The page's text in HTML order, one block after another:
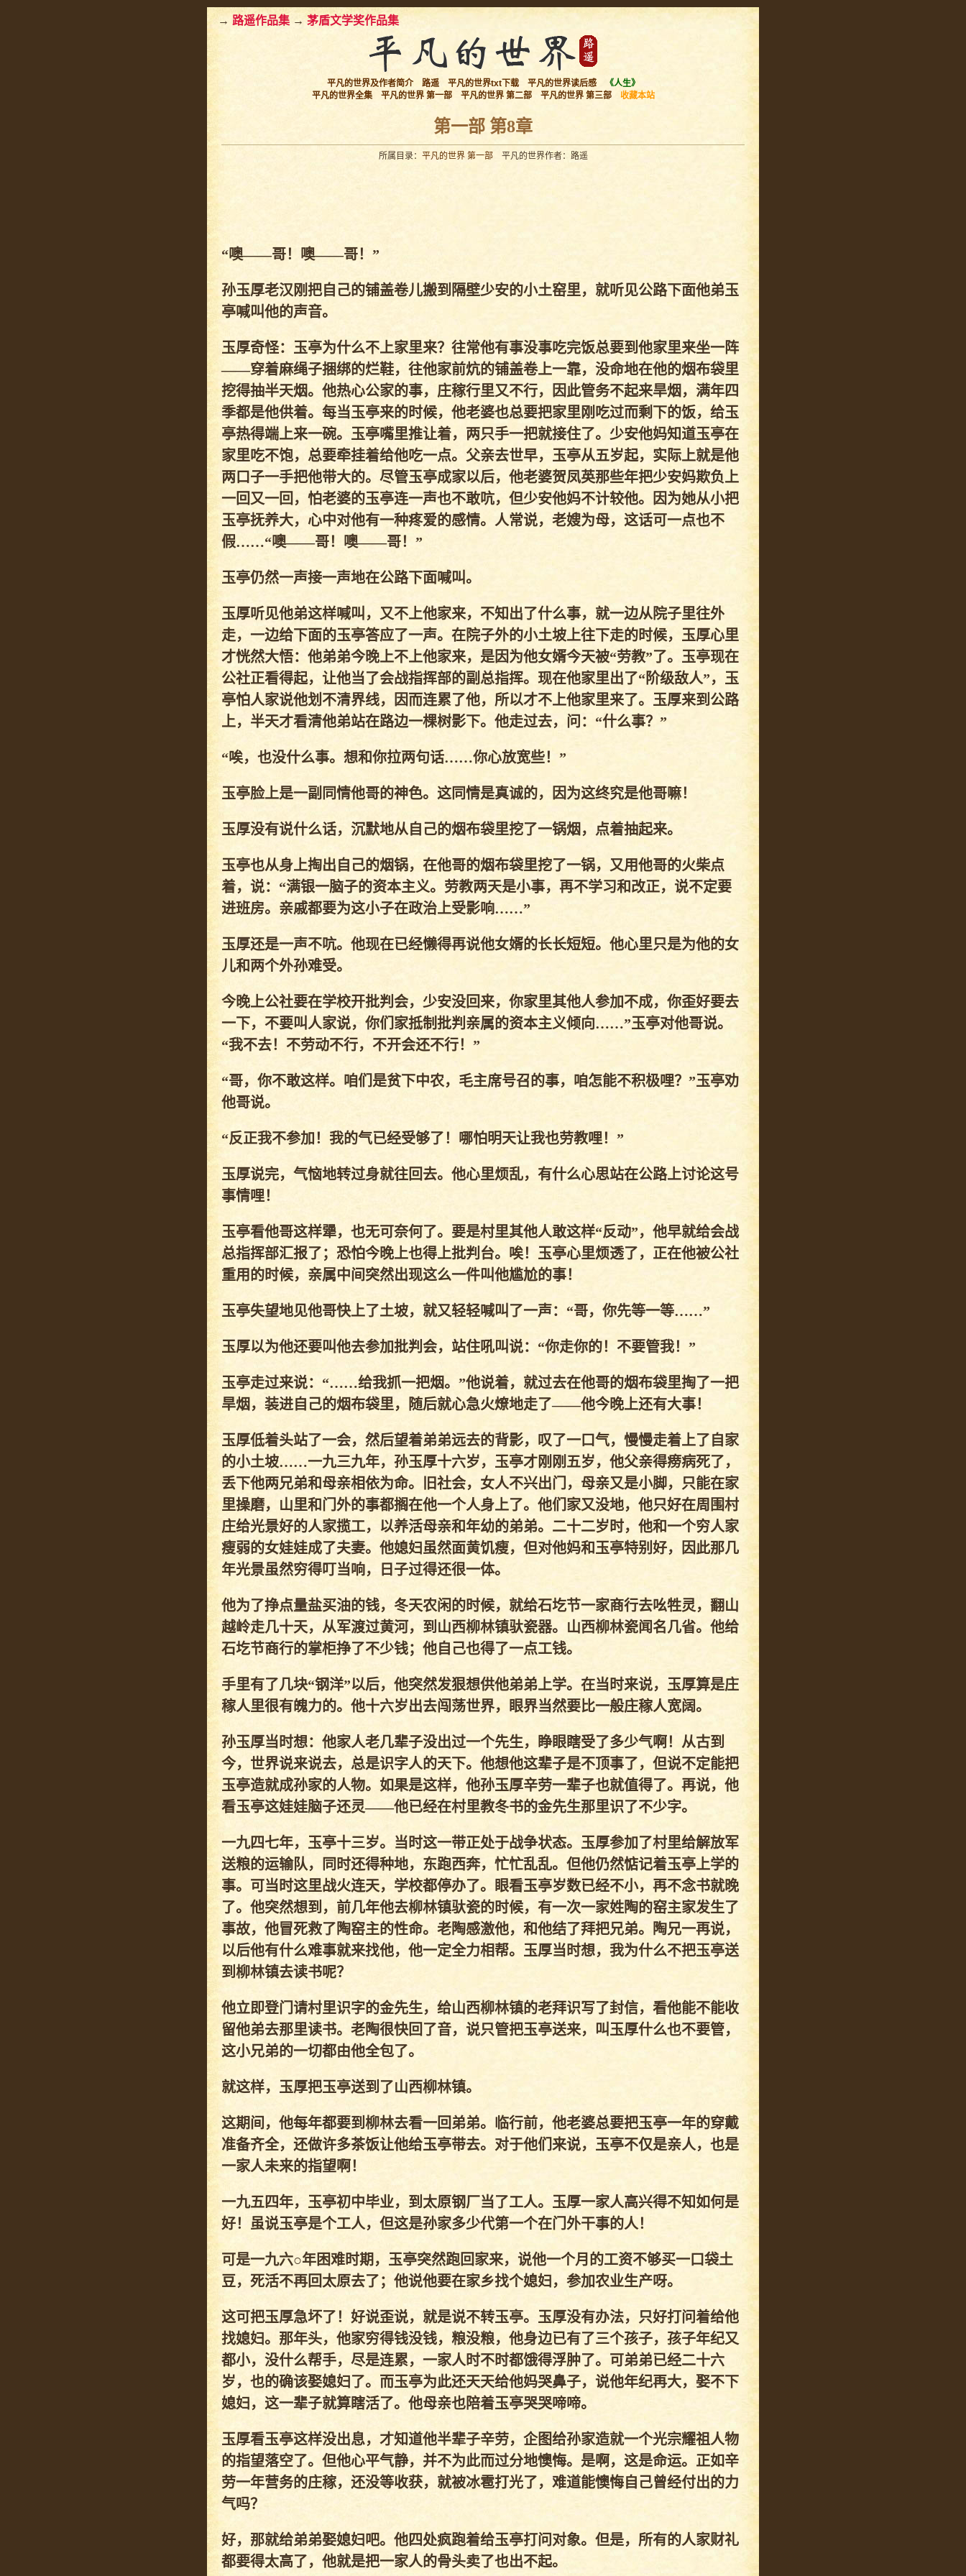
→ 路遥作品集 →茅盾文学奖作品集
平凡的世界及作者简介 路遥 平凡的世界txt下载 平凡的世界读后感
《人生》
平凡的世界全集
平凡的世界 第一部 平凡的世界 第二部 平凡的世界 第三部 收藏本站
第一部 第8章
所属目录： 平凡的世界 第一部平凡的世界作者：路遥
“噢——哥！噢——哥！”
孙玉厚老汉刚把自己的铺盖卷儿搬到隔壁少安的小土窑里，就听见公路下面他弟玉
亭喊叫他的声音。
玉厚奇怪：玉亭为什么不上家里来？往常他有事没事吃完饭总要到他家里来坐一阵
——穿着麻绳子捆绑的烂鞋，往他家前炕的铺盖卷上一靠，没命地在他的烟布袋里
挖得抽半天烟。他热心公家的事，庄稼行里又不行，因此管务不起来旱烟，满年四
季都是他供着。每当玉亭来的时候，他老婆也总要把家里刚吃过而剩下的饭，给玉
亭热得端上来一碗。玉亭嘴里推让着，两只手一把就接住了。少安他妈知道玉亭在
家里吃不饱，总要牵挂着给他吃一点。父亲去世早，玉亭从五岁起，实际上就是他
两口子一手把他带大的。尽管玉亭成家以后，他老婆贺凤英那些年把少安妈欺负上
一回又一回，怕老婆的玉亭连一声也不敢吭，但少安他妈不计较他。因为她从小把
玉亭抚养大，心中对他有一种疼爱的感情。人常说，老嫂为母，这话可一点也不
假……“噢——哥！噢——哥！”
玉亭仍然一声接一声地在公路下面喊叫。
玉厚听见他弟这样喊叫，又不上他家来，不知出了什么事，就一边从院子里往外
走，一边给下面的玉亭答应了一声。在院子外的小土坡上往下走的时候，玉厚心里
才恍然大悟：他弟弟今晚上不上他家来，是因为他女婿今天被“劳教”了。玉亭现在
公社正看得起，让他当了会战指挥部的副总指挥。现在他家里出了“阶级敌人”，玉
亭怕人家说他划不清界线，因而连累了他，所以才不上他家里来了。玉厚来到公路
上，半天才看清他弟站在路边一棵树影下。他走过去，问：“什么事？”
“唉，也没什么事。想和你拉两句话……你心放宽些！”
玉亭脸上是一副同情他哥的神色。这同情是真诚的，因为这终究是他哥嘛！
玉厚没有说什么话，沉默地从自己的烟布袋里挖了一锅烟，点着抽起来。
玉亭也从身上掏出自己的烟锅，在他哥的烟布袋里挖了一锅，又用他哥的火柴点
着，说：“满银一脑子的资本主义。劳教两天是小事，再不学习和改正，说不定要
进班房。亲戚都要为这小子在政治上受影响……”
玉厚还是一声不吭。他现在已经懒得再说他女婿的长长短短。他心里只是为他的女
儿和两个外孙难受。
今晚上公社要在学校开批判会，少安没回来，你家里其他人参加不成，你歪好要去
一下，不要叫人家说，你们家抵制批判亲属的资本主义倾向……”玉亭对他哥说。
“我不去！不劳动不行，不开会还不行！”
“哥，你不敢这样。咱们是贫下中农，毛主席号召的事，咱怎能不积极哩？”玉亭劝
他哥说。
“反正我不参加！我的气已经受够了！哪怕明天让我也劳教哩！”
玉厚说完，气恼地转过身就往回去。他心里烦乱，有什么心思站在公路上讨论这号
事情哩！
玉亭看他哥这样犟，也无可奈何了。要是村里其他人敢这样“反动”，他早就给会战
总指挥部汇报了；恐怕今晚上也得上批判台。唉！玉亭心里烦透了，正在他被公社
重用的时候，亲属中间突然出现这么一件叫他尴尬的事！
玉亭失望地见他哥快上了土坡，就又轻轻喊叫了一声：“哥，你先等一等……”
玉厚以为他还要叫他去参加批判会，站住吼叫说：“你走你的！不要管我！”
玉亭走过来说：“……给我抓一把烟。”他说着，就过去在他哥的烟布袋里掏了一把
旱烟，装进自己的烟布袋里，随后就心急火燎地走了——他今晚上还有大事！
玉厚低着头站了一会，然后望着弟弟远去的背影，叹了一口气，慢慢走着上了自家
的小土坡……一九三九年，孙玉厚十六岁，玉亭才刚刚五岁，他父亲得痨病死了，
丢下他两兄弟和母亲相依为命。旧社会，女人不兴出门，母亲又是小脚，只能在家
里操磨，山里和门外的事都搁在他一个人身上了。他们家又没地，他只好在周围村
庄给光景好的人家揽工，以养活母亲和年幼的弟弟。二十二岁时，他和一个穷人家
瘦弱的女娃娃成了夫妻。他媳妇虽然面黄饥瘦，但对他妈和玉亭特别好，因此那几
年光景虽然穷得叮当响，日子过得还很一体。
他为了挣点量盐买油的钱，冬天农闲的时候，就给石圪节一家商行去吆牲灵，翻山
越岭走几十天，从军渡过黄河，到山西柳林镇驮瓷器。山西柳林瓷闻名几省。他给
石圪节商行的掌柜挣了不少钱；他自己也得了一点工钱。
手里有了几块“钢洋”以后，他突然发狠想供他弟弟上学。在当时来说，玉厚算是庄
稼人里很有魄力的。他十六岁出去闯荡世界，眼界当然要比一般庄稼人宽阔。
孙玉厚当时想：他家人老几辈子没出过一个先生，睁眼瞎受了多少气啊！从古到
今，世界说来说去，总是识字人的天下。他想他这辈子是不顶事了，但说不定能把
玉亭造就成孙家的人物。如果是这样，他孙玉厚辛劳一辈子也就值得了。再说，他
看玉亭这娃娃脑子还灵——他已经在村里教冬书的金先生那里识了不少字。
一九四七年，玉亭十三岁。当时这一带正处于战争状态。玉厚参加了村里给解放军
送粮的运输队，同时还得种地，东跑西奔，忙忙乱乱。但他仍然惦记着玉亭上学的
事。可当时这里战火连天，学校都停办了。眼看玉亭岁数已经不小，再不念书就晚
了。他突然想到，前几年他去柳林镇驮瓷的时候，有一次一家姓陶的窑主家发生了
事故，他冒死救了陶窑主的性命。老陶感激他，和他结了拜把兄弟。陶兄一再说，
以后他有什么难事就来找他，他一定全力相帮。玉厚当时想，我为什么不把玉亭送
到柳林镇去读书呢？
他立即登门请村里识字的金先生，给山西柳林镇的老拜识写了封信，看他能不能收
留他弟去那里读书。老陶很快回了音，说只管把玉亭送来，叫玉厚什么也不要管，
这小兄弟的一切都由他全包了。
就这样，玉厚把玉亭送到了山西柳林镇。
这期间，他每年都要到柳林去看一回弟弟。临行前，他老婆总要把玉亭一年的穿戴
准备齐全，还做许多茶饭让他给玉亭带去。对于他们来说，玉亭不仅是亲人，也是
一家人未来的指望啊！
一九五四年，玉亭初中毕业，到太原钢厂当了工人。玉厚一家人高兴得不知如何是
好！虽说玉亭是个工人，但这是孙家多少代第一个在门外干事的人！
可是一九六○年困难时期，玉亭突然跑回家来，说他一个月的工资不够买一口袋土
豆，死活不再回太原去了；他说他要在家乡找个媳妇，参加农业生产呀。
这可把玉厚急坏了！好说歪说，就是说不转玉亭。玉厚没有办法，只好打问着给他
找媳妇。那年头，他家穷得钱没钱，粮没粮，他身边已有了三个孩子，孩子年纪又
都小，没什么帮手，尽是连累，一家人时不时都饿得浮肿了。可弟弟已经二十六
岁，也的确该娶媳妇了。而玉亭为此还天天给他妈哭鼻子，说他年纪再大，娶不下
媳妇，这一辈子就算瞎活了。他母亲也陪着玉亭哭哭啼啼。
玉厚看玉亭这样没出息，才知道他半辈子辛劳，企图给孙家造就一个光宗耀祖人物
的指望落空了。但他心平气静，并不为此而过分地懊悔。是啊，这是命运。正如辛
劳一年营务的庄稼，还没等收获，就被冰雹打光了，难道能懊悔自己曾经付出的力
气吗？
好，那就给弟弟娶媳妇吧。他四处疯跑着给玉亭打问对象。但是，所有的人家财礼
都要得太高了，他就是把一家人的骨头卖了也出不起。